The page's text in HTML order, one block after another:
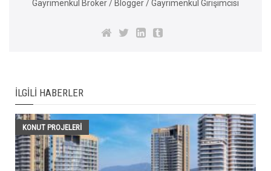
Gayrimenkul Broker / Blogger / Gayrimenkul Girişimcisi
İLGILI HABERLER
KONUT PROJELERI